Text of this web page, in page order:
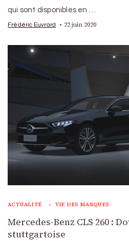
qui sont disponibles en …
Frédéric Euvrard 22 juin 2020
ACTUALITÉ VIE DES MARQUES
Mercedes-Benz CLS 260 :
stuttgartoise